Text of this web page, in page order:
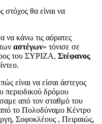
στόχος θα είναι να
να κάνω τις αόρατες
αστέγων» τόνισε σε
του ΣΥΡΙΖΑ, Στέφανος
είναι να είσαι άστεγος
περιοδικού δρόμου
από τον σταθμό του
το Πολυδύναμο Κέντρο
Σοφοκλέους , Πειραιώς,